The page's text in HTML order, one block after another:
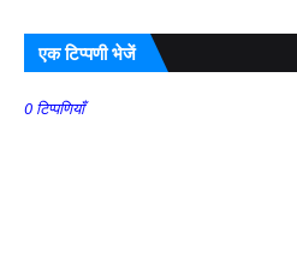
एक टिप्पणी भेजें
0 टिप्पणियाँ